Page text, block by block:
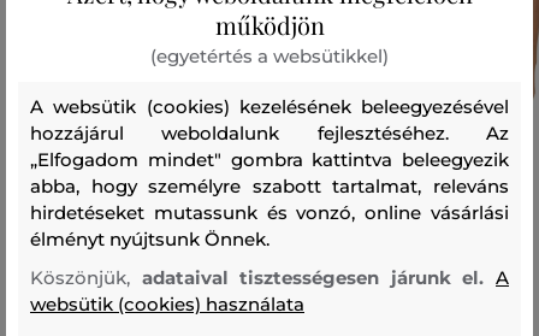
működjön
(egyetértés a websütikkel)
A websütik (cookies) kezelésének beleegyezésével
hozzájárul weboldalunk fejlesztéséhez. Az
„Elfogadom mindet" gombra kattintva beleegyezik
abba, hogy személyre szabott tartalmat, releváns
hirdetéseket mutassunk és vonzó, online vásárlási
élményt nyújtsunk Önnek.
Köszönjük, adataival tisztességesen járunk el.A
websütik (cookies) használata